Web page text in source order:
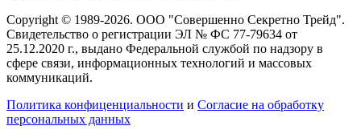
Copyright © 1989-2026. ООО "Совершенно Секретно Трейд".
Свидетельство о регистрации ЭЛ № ФС 77-79634 от
25.12.2020 г., выдано Федеральной службой по надзору в
сфере связи, информационных технологий и массовых
коммуникаций.
Политика конфиценциальности и Согласие на обработку
персональных данных